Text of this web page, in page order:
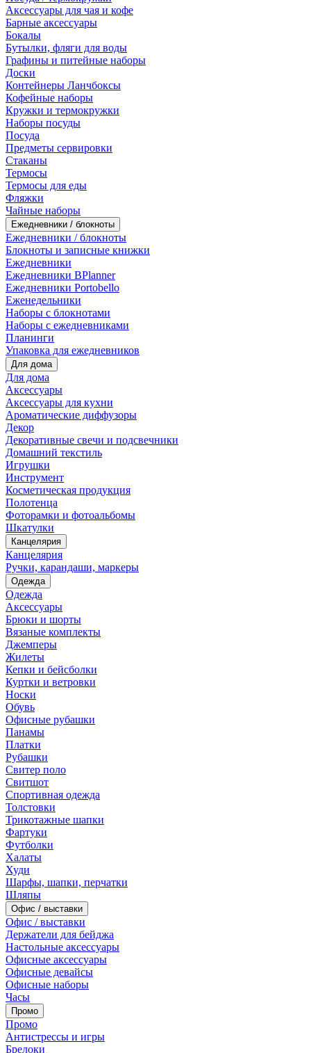
Аксессуары для чая и кофе
Барные аксессуары
Бокалы
Бутылки, фляги для воды
Графины и питейные наборы
Доски
Контейнеры Ланчбоксы
Кофейные наборы
Кружки и термокружки
Наборы посуды
Посуда
Предметы сервировки
Стаканы
Термосы
Термосы для еды
Фляжки
Чайные наборы
Ежедневники / блокноты
Ежедневники / блокноты
Блокноты и записные книжки
Ежедневники
Ежедневники BPlanner
Ежедневники Portobello
Еженедельники
Наборы с блокнотами
Наборы с ежедневниками
Планинги
Упаковка для ежедневников
Для дома
Для дома
Аксессуары
Аксессуары для кухни
Ароматические диффузоры
Декор
Декоративные свечи и подсвечники
Домашний текстиль
Игрушки
Инструмент
Косметическая продукция
Полотенца
Фоторамки и фотоальбомы
Шкатулки
Канцелярия
Канцелярия
Ручки, карандаши, маркеры
Одежда
Одежда
Аксессуары
Брюки и шорты
Вязаные комплекты
Джемперы
Жилеты
Кепки и бейсболки
Куртки и ветровки
Носки
Обувь
Офисные рубашки
Панамы
Платки
Рубашки
Свитер поло
Свитшот
Спортивная одежда
Толстовки
Трикотажные шапки
Фартуки
Футболки
Халаты
Худи
Шарфы, шапки, перчатки
Шляпы
Офис / выставки
Офис / выставки
Держатели для бейджа
Настольные аксессуары
Офисные аксессуары
Офисные девайсы
Офисные наборы
Часы
Промо
Промо
Антистрессы и игры
Брелоки